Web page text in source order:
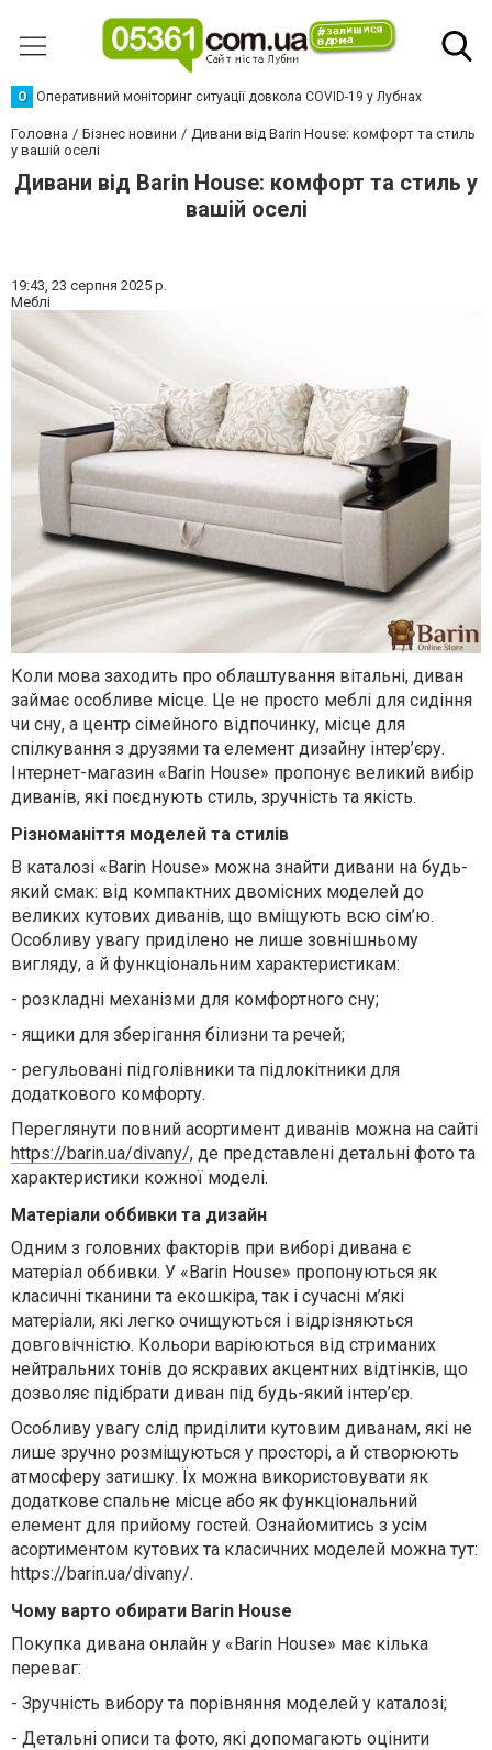
О Оперативний моніторинг ситуації довкола COVID-19 у Лубнах
Головна Бізнес новини
Дивани від Barin House: комфорт та стиль
у вашій оселі
Дивани від Barin House: комфорт та стиль у
вашій оселі
19:43, 23 серпня 2025 р.
Меблі
Коли мова заходить про облаштування вітальні, диван
займає особливе місце. Це не просто меблі для сидіння
чи сну, а центр сімейного відпочинку, місце для
спілкування з друзями та елемент дизайну інтер’єру.
Інтернет-магазин «Barin House» пропонує великий вибір
диванів, які поєднують стиль, зручність та якість.
Різноманіття моделей та стилів
В каталозі «Barin House» можна знайти дивани на будь-
який смак: від компактних двомісних моделей до
великих кутових диванів, що вміщують всю сім’ю.
Особливу увагу приділено не лише зовнішньому
вигляду, а й функціональним характеристикам:
- розкладні механізми для комфортного сну;
- ящики для зберігання білизни та речей;
- регульовані підголівники та підлокітники для
додаткового комфорту.
Переглянути повний асортимент диванів можна на сайті
https://barin.ua/divany/, де представлені детальні фото та
характеристики кожної моделі.
Матеріали оббивки та дизайн
Одним з головних факторів при виборі дивана є
матеріал оббивки. У «Barin House» пропонуються як
класичні тканини та екошкіра, так і сучасні м’які
матеріали, які легко очищуються і відрізняються
довговічністю. Кольори варіюються від стриманих
нейтральних тонів до яскравих акцентних відтінків, що
дозволяє підібрати диван під будь-який інтер’єр.
Особливу увагу слід приділити кутовим диванам, які не
лише зручно розміщуються у просторі, а й створюють
атмосферу затишку. Їх можна використовувати як
додаткове спальне місце або як функціональний
елемент для прийому гостей. Ознайомитись з усім
асортиментом кутових та класичних моделей можна тут:
https://barin.ua/divany/.
Чому варто обирати Barin House
Покупка дивана онлайн у «Barin House» має кілька
переваг:
- Зручність вибору та порівняння моделей у каталозі;
- Детальні описи та фото, які допомагають оцінити